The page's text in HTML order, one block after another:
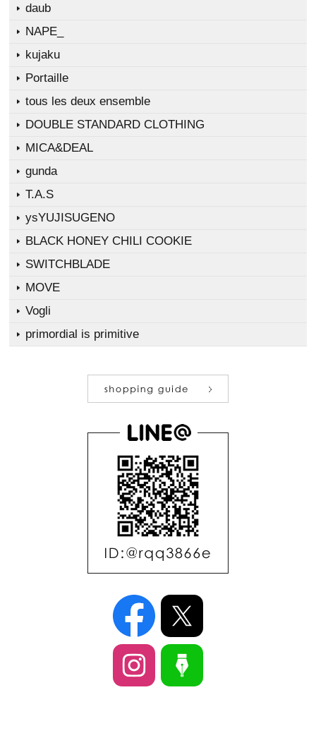
daub
NAPE_
kujaku
Portaille
tous les deux ensemble
DOUBLE STANDARD CLOTHING
MICA&DEAL
gunda
T.A.S
ysYUJISUGENO
BLACK HONEY CHILI COOKIE
SWITCHBLADE
MOVE
Vogli
primordial is primitive